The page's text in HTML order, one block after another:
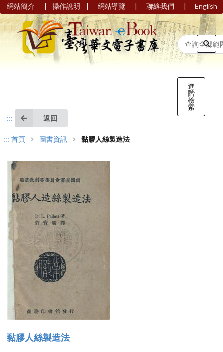
網站簡介 | 操作說明 | 網站導覽 | 聯絡我們 | English
進
階
檢
索
::: 返回
::: 首頁 圖書資訊 黏膠人絲製造法
黏膠人絲製造法